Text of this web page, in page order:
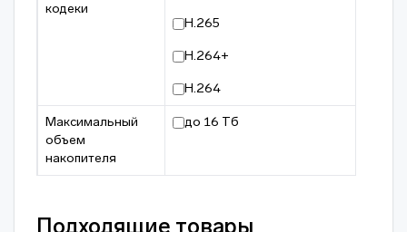
кодеки
H.265
H.264+
H.264
Максимальный
объем
накопителя
до 16 Тб
Подходящие товары